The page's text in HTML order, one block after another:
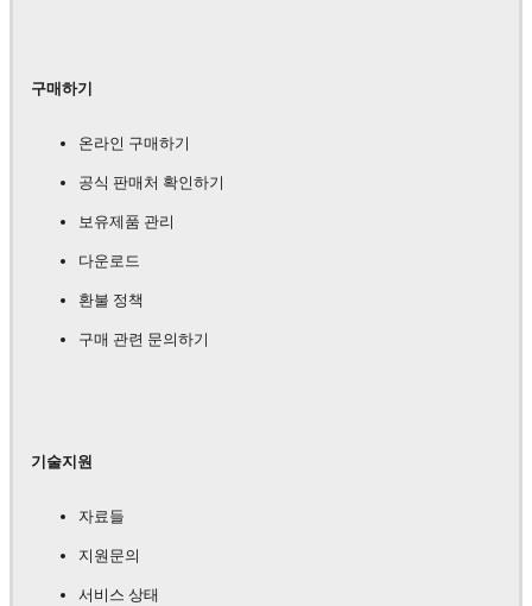
구매하기
온라인 구매하기
공식 판매처 확인하기
보유제품 관리
다운로드
환불 정책
구매 관련 문의하기
기술지원
자료들
지원문의
서비스 상태